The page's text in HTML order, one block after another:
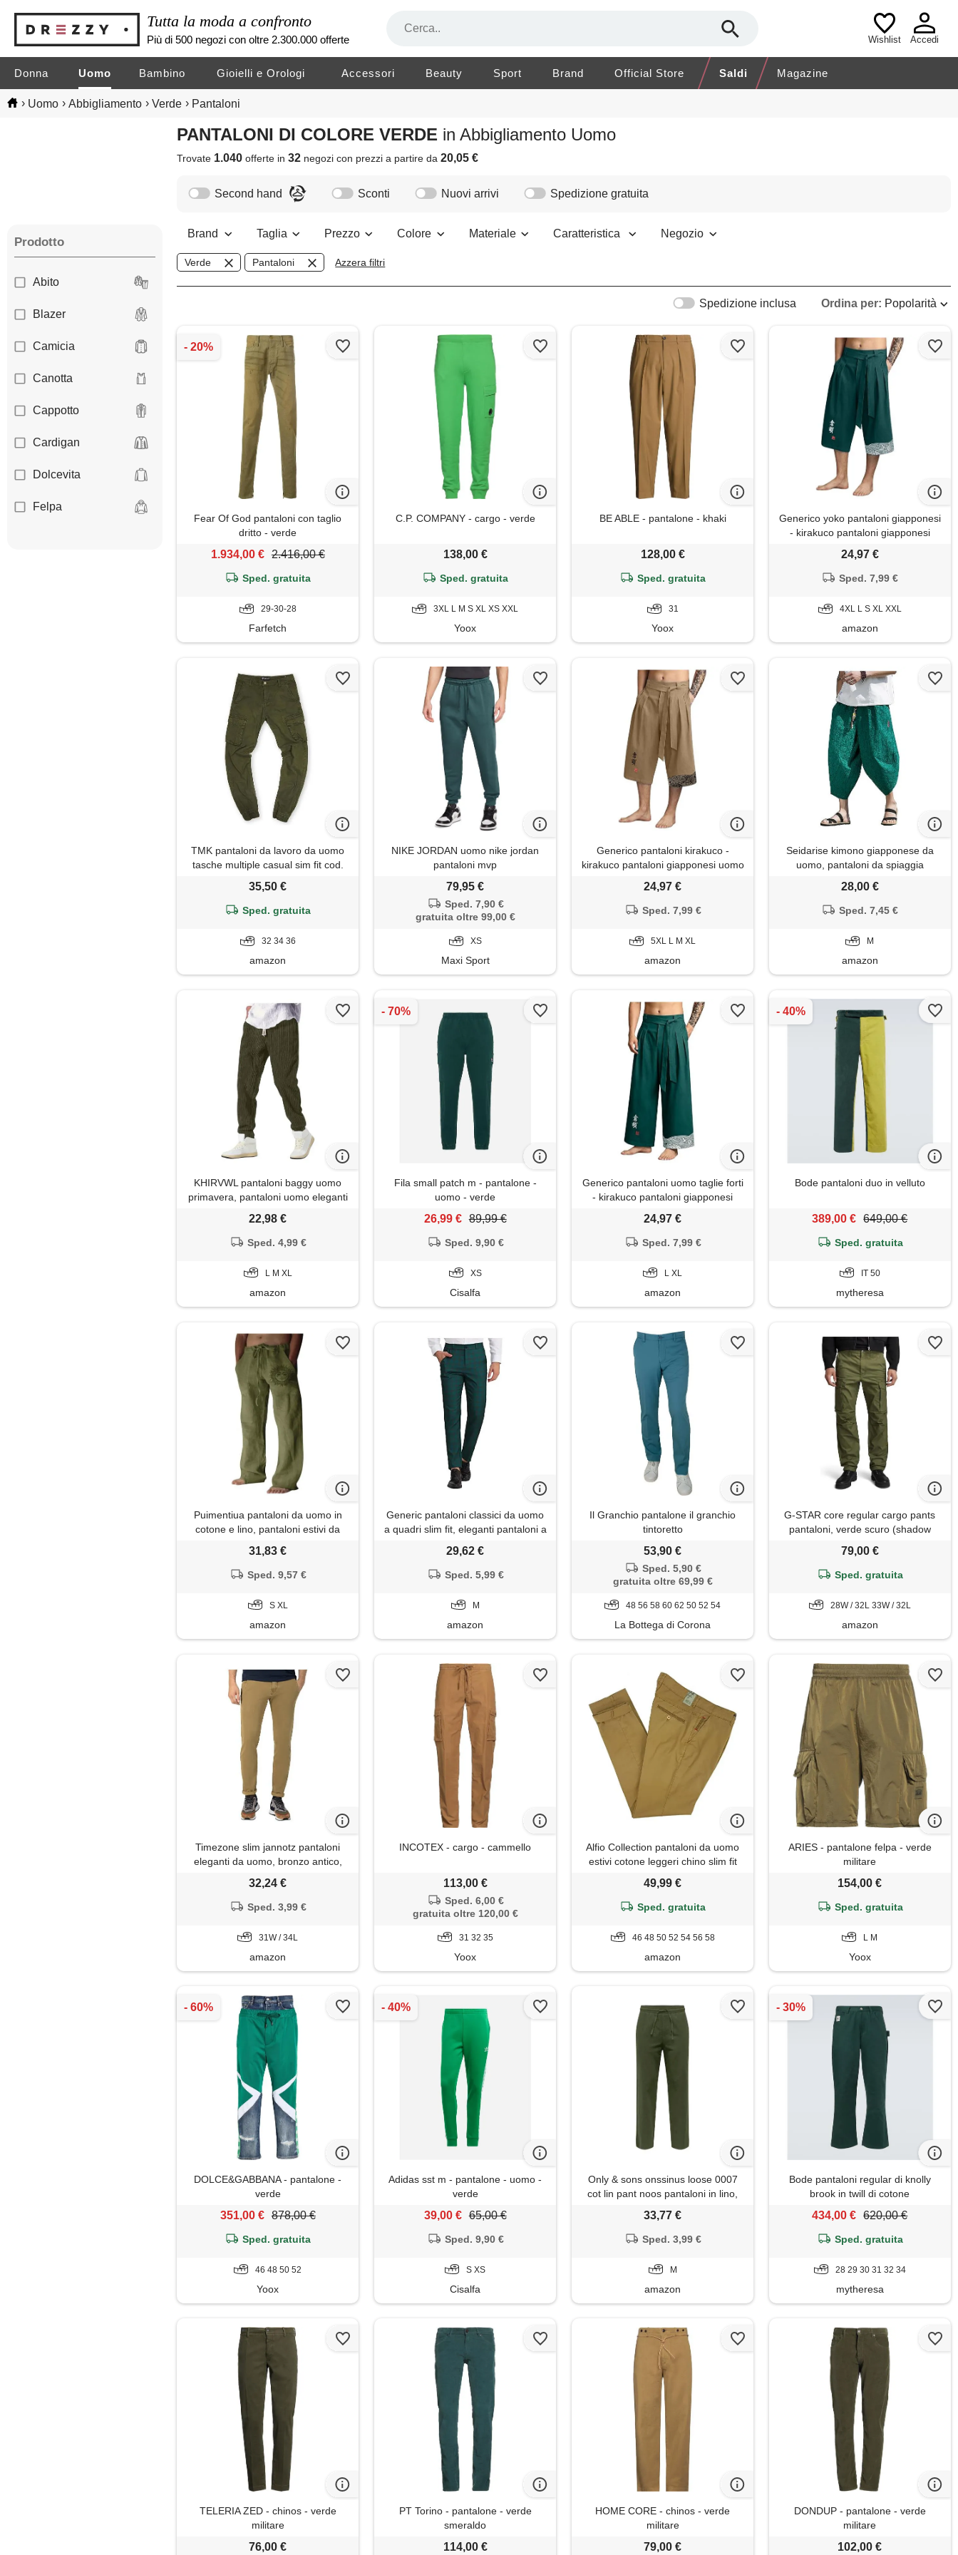
Tutta la moda a confronto
Più di 500 negozi con oltre 2.300.000 offerte Wishlist Accedi
Donna Uomo Bambino Gioielli e Orologi Accessori Beauty Sport Brand Official Store Saldi Magazine
› Uomo › Abbigliamento › Verde › Pantaloni
PANTALONI DI COLORE VERDE in Abbigliamento Uomo
Trovate 1.040 offerte in32 negozicon prezzi a partire da20,05 €
Prodotto
Abito
Blazer
Camicia
Canotta
Cappotto
Cardigan
Dolcevita
Felpa
Second hand Sconti Nuovi arrivi Spedizione gratuita
Brand Taglia Prezzo Colore Materiale Caratteristica Negozio
Verde Pantaloni Azzera filtri
Ordina per: Popolarità
Spedizione inclusa
Fear Of God pantaloni con taglio
dritto - verde
1.934,00 € 2.416,00 €
Sped. gratuita
29-30-28
Farfetch
C.P. COMPANY - cargo - verde
138,00 €
Sped. gratuita
3XL L M S XL XS XXL
Yoox
BE ABLE - pantalone - khaki
128,00 €
Sped. gratuita
31
Yoox
Generico yoko pantaloni giapponesi
- kirakuco pantaloni giapponesi
uomo 3/4 estivi cotone lino baggy
uomo yoko pantalone giapponese
larghi taglie forti japan casual
24,97 €
Sped. 7,99 €
4XL L S XL XXL
amazon
TMK pantaloni da lavoro da uomo
tasche multiple casual sim fit cod.
70030 (34, militare)
35,50 €
Sped. gratuita
32 34 36
amazon
NIKE JORDAN uomo nike jordan
pantaloni mvp
79,95 €
Sped. 7,90 €
gratuita oltre 99,00 €
XS
Maxi Sport
Generico pantaloni kirakuco -
kirakuco pantaloni giapponesi uomo
3/4 estivi cotone lino baggy uomo
yoko pantalone giapponese larghi
taglie forti japan casual pantalone
24,97 €
Sped. 7,99 €
5XL L M XL
amazon
Seidarise kimono giapponese da
uomo, pantaloni da spiaggia
tradizionali in lino capri, estivi,
pantaloni harem a gamba larga, 09
verde, m
28,00 €
Sped. 7,45 €
M
amazon
KHIRVWL pantaloni baggy uomo
primavera, pantaloni uomo eleganti
modello con vita elasticizzata e
cordino, casual pantalone
22,98 €
Sped. 4,99 €
L M XL
amazon
Fila small patch m - pantalone -
uomo - verde
26,99 € 89,99 €
Sped. 9,90 €
XS
Cisalfa
Generico pantaloni uomo taglie forti
- kirakuco pantaloni giapponesi
pantalone giapponese larghi taglie
forti japan casual pantalone stile
24,97 €
Sped. 7,99 €
L XL
amazon
Bode pantaloni duo in velluto
389,00 € 649,00 €
Sped. gratuita
IT 50
mytheresa
Puimentiua pantaloni da uomo in
cotone e lino, pantaloni estivi da
coulisse elastica in vita, verde
militare, xl
31,83 €
Sped. 9,57 €
S XL
amazon
Generic pantaloni classici da uomo
a quadri slim fit, eleganti pantaloni a
e casual, design su misura con
comoda vita elasticizzata, tessuto
29,62 €
Sped. 5,99 €
M
amazon
Il Granchio pantalone il granchio
tintoretto
53,90 €
Sped. 5,90 €
gratuita oltre 69,99 €
48 56 58 60 62 50 52 54
La Bottega di Corona
G-STAR core regular cargo pants
pantaloni, verde scuro (shadow
uomo
79,00 €
Sped. gratuita
28W / 32L 33W / 32L
amazon
Timezone slim jannotz pantaloni
eleganti da uomo, bronzo antico,
32,24 €
Sped. 3,99 €
31W / 34L
amazon
INCOTEX - cargo - cammello
113,00 €
Sped. 6,00 €
gratuita oltre 120,00 €
31 32 35
Yoox
Alfio Collection pantaloni da uomo
estivi cotone leggeri chino slim fit
(it, numero, 54, regular, regular,
cacao)
49,99 €
Sped. gratuita
46 48 50 52 54 56 58
amazon
ARIES - pantalone felpa - verde
militare
154,00 €
Sped. gratuita
L M
Yoox
DOLCE&GABBANA - pantalone -
verde
351,00 € 878,00 €
Sped. gratuita
46 48 50 52
Yoox
Adidas sst m - pantalone - uomo -
verde
39,00 € 65,00 €
Sped. 9,90 €
S XS
Cisalfa
Only & sons onssinus loose 0007
cot lin pant noos pantaloni in lino,
33,77 €
Sped. 3,99 €
M
amazon
Bode pantaloni regular di knolly
brook in twill di cotone
434,00 € 620,00 €
Sped. gratuita
28 29 30 31 32 34
mytheresa
TELERIA ZED - chinos - verde
militare
76,00 €
PT Torino - pantalone - verde
smeraldo
114,00 €
HOME CORE - chinos - verde
militare
79,00 €
DONDUP - pantalone - verde
militare
102,00 €